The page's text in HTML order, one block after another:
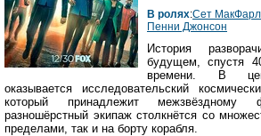
В ролях:Сет
Пенни Джонсон
История
будущем, спустя
времени. В
оказывается исследовательский
который принадлежит
разношёрстный экипаж столкнётся со
пределами, так и на борту корабля.